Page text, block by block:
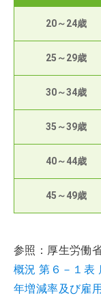
20～24歳
25～29歳
30～34歳
35～39歳
40～44歳
45～49歳
参照：厚生労働
概況 第６－１表
年増減率及び雇